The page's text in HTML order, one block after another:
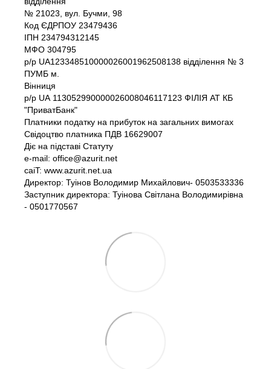
№ 21023, вул. Бучми, 98
Код ЄДРПОУ 23479436
IПH 234794312145
МФО 304795
р/р UA123348510000026001962508138 відділення № 3
ПУМБ м.
Вінниця
р/р UА 113052990000026008046117123 ФІЛІЯ АТ КБ
"ПриватБанк"
Платники податку на прибуток на загальних вимогах
Свідоцтво платника ПДВ 16629007
Діє на підставі Статуту
e-mail: office@azurit.net
caiT: www.azurit.net.ua
Директор: Туінов Володимир Михайлович- 0503533336
Заступник директора: Туінова Світлана Володимирівна
- 0501770567